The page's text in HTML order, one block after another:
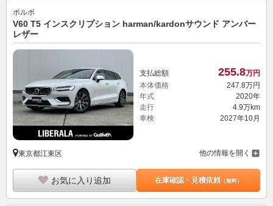
ボルボ
V60 T5 インスクリプション harman/kardonサウンド アンバー
レザー
支払総額 255.8万円
本体価格
247.8万円
年式
2020年
走行
4.9万km
車検
2027年10月
東京都江東区 他の情報を開く
お気に入り追加 在庫確認・見積依頼（無料）